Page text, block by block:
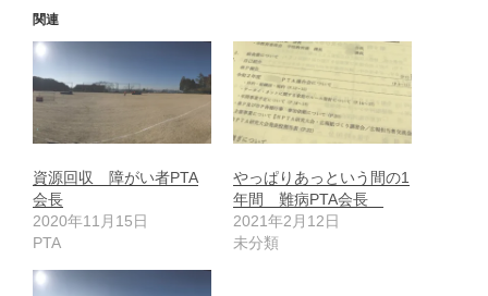
関連
資源回収 障がい者PTA
会長
2020年11月15日
PTA
やっぱりあっという間の1
年間 難病PTA会長
2021年2月12日
未分類